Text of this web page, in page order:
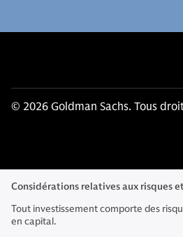
© 2026 Goldman Sachs. Tous
Considérations relatives aux risques
Tout investissement comporte des
en capital.